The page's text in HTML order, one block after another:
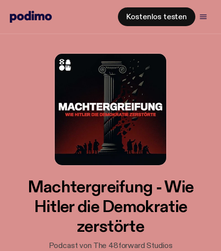
Kostenlos testen
Machtergreifung - Wie
Hitler die Demokratie
zerstörte
Podcast von The 48forward Studios